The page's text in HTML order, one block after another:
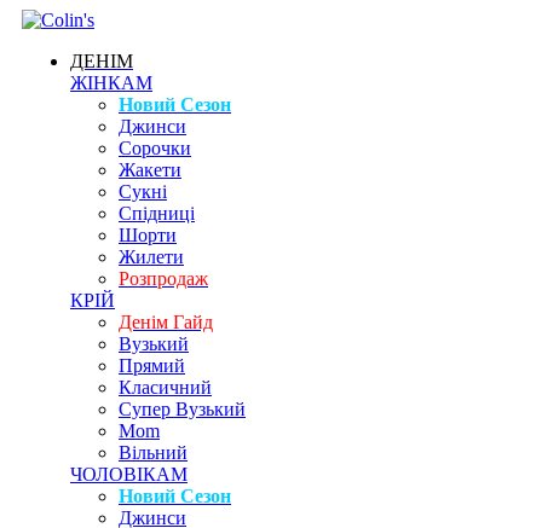
ДЕНІМ
ЖІНКАМ
Новий Сезон
Джинси
Сорочки
Жакети
Сукні
Спідниці
Шорти
Жилети
Розпродаж
КРІЙ
Денім Гайд
Вузький
Прямий
Класичний
Супер Вузький
Mom
Вільний
ЧОЛОВІКАМ
Новий Сезон
Джинси